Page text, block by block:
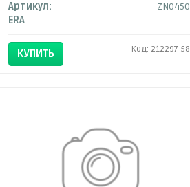
Артикул:
ZN0450
ERA
КУПИТЬ Код: 212297-58